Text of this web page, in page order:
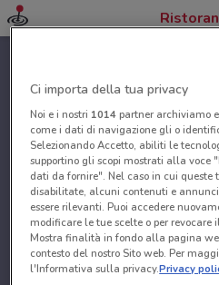
Ci importa della tua privacy
Noi e i nostri 1014partner archiviamo
come i dati di navigazione gli o
Selezionando Accetto, abiliti le
supportino gli scopi mostrati alla voce
dati da fornire". Nel caso in cui queste
disabilitate, alcuni contenuti e
essere rilevanti. Puoi accedere
modificare le tue scelte o per
Mostra finalità in fondo alla pagina
contesto del nostro Sito web. Per
l'Informativa sulla privacy.Privacy